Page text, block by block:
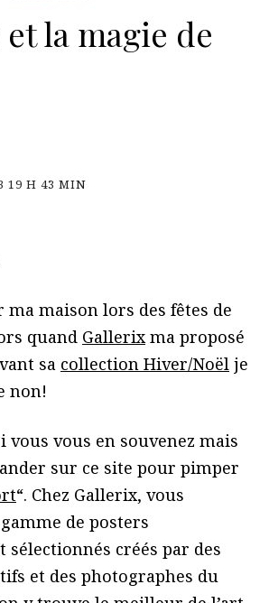
la magie de
19 H 43 MIN
ma maison lors des fêtes de
quand Gallerixma proposé
sa collection Hiver/Noël je
non!
vous vous en souvenez mais
sur ce site pour pimper
“. Chez Gallerix, vous
de posters
sélectionnés créés par des
et des photographes du